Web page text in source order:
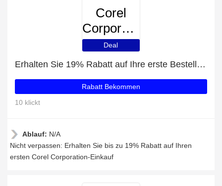
Corel
Corporation
Deal
Erhalten Sie 19% Rabatt auf Ihre erste Bestellung
Rabatt Bekommen
10 klickt
Ablauf: N/A
Nicht verpassen: Erhalten Sie bis zu 19% Rabatt auf Ihren
ersten Corel Corporation-Einkauf